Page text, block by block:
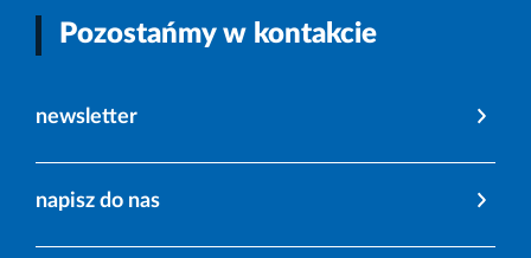
Pozostańmy w kontakcie
newsletter
napisz do nas